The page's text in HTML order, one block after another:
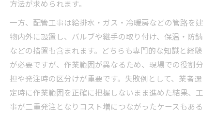
方法が求められます。
一方、配管工事は給排水・ガス・冷暖房などの管路を建
物内外に設置し、バルブや継手の取り付け、保温・防錆
などの措置も含まれます。どちらも専門的な知識と経験
が必要ですが、作業範囲が異なるため、現場での役割分
担や発注時の区分けが重要です。失敗例として、業者選
定時に作業範囲を正確に把握しないまま進めた結果、工
事が二重発注となりコスト増につながったケースもある